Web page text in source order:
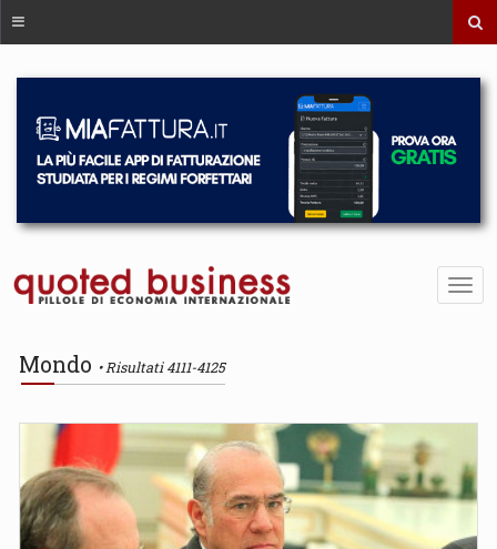
Mondo Risultati 4111-4125